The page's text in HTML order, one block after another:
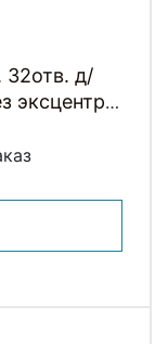
д/
эксцентр.